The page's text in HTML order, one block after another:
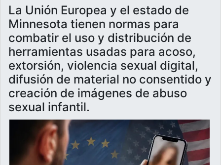
La Unión Europea y el estado de
Minnesota tienen normas para
combatir el uso y distribución de
herramientas usadas para acoso,
extorsión, violencia sexual digital,
difusión de material no consentido y
creación de imágenes de abuso
sexual infantil.